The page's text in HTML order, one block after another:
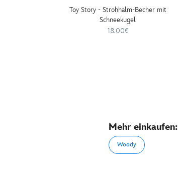
Toy Story - Strohhalm-Becher mit
Schneekugel
18.00€
Mehr einkaufen:
Woody